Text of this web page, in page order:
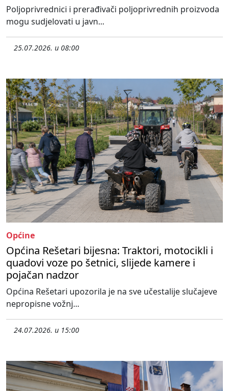
Poljoprivrednici i prerađivači poljoprivrednih proizvoda
mogu sudjelovati u javn...
25.07.2026. u 08:00
Općine
Općina Rešetari bijesna: Traktori, motocikli i
quadovi voze po šetnici, slijede kamere i
pojačan nadzor
Općina Rešetari upozorila je na sve učestalije slučajeve
nepropisne vožnj...
24.07.2026. u 15:00